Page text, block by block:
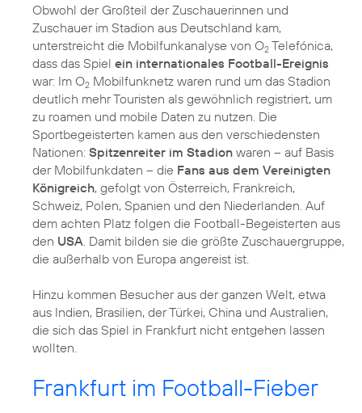
Obwohl der Großteil der Zuschauerinnen und
Zuschauer im Stadion aus Deutschland kam,
unterstreicht die Mobilfunkanalyse von O2 Telefónica,
dass das Spiel ein internationales Football-Ereignis
war: Im O2 Mobilfunknetz waren rund um das Stadion
deutlich mehr Touristen als gewöhnlich registriert, um
zu roamen und mobile Daten zu nutzen. Die
Sportbegeisterten kamen aus den verschiedensten
Nationen: Spitzenreiter im Stadion waren – auf Basis
der Mobilfunkdaten – die Fans aus dem Vereinigten
Königreich, gefolgt von Österreich, Frankreich,
Schweiz, Polen, Spanien und den Niederlanden. Auf
dem achten Platz folgen die Football-Begeisterten aus
den USA . Damit bilden sie die größte Zuschauergruppe,
die außerhalb von Europa angereist ist.
Hinzu kommen Besucher aus der ganzen Welt, etwa
aus Indien, Brasilien, der Türkei, China und Australien,
die sich das Spiel in Frankfurt nicht entgehen lassen
wollten.
Frankfurt im Football-Fieber